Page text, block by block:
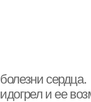
сердца.
и ее